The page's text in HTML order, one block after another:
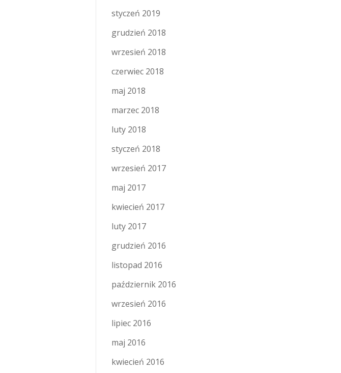
styczeń 2019
grudzień 2018
wrzesień 2018
czerwiec 2018
maj 2018
marzec 2018
luty 2018
styczeń 2018
wrzesień 2017
maj 2017
kwiecień 2017
luty 2017
grudzień 2016
listopad 2016
październik 2016
wrzesień 2016
lipiec 2016
maj 2016
kwiecień 2016